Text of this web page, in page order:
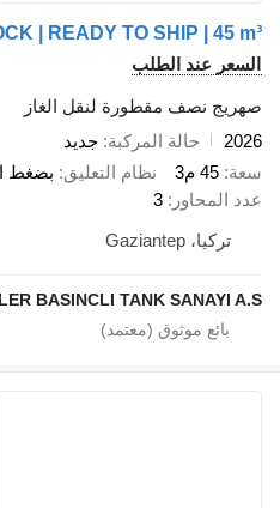
السعر عند الطلب
صهريج نصف مقطورة لنقل الغاز
2026
حالة المركبة جديد
سعة 45 م3 نظام التعليق بضغط
عدد المحاور
3
تركيا، Gaziantep
BASINCLI TANK SANAYI A.S.